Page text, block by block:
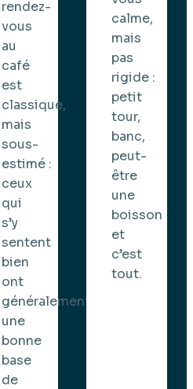
rendez-
vous
au
café
est
classique,
mais
sous-
estimé :
ceux
qui
s’y
sentent
bien
ont
généralement
une
bonne
base
de
calme,
mais
pas
rigide :
petit
tour,
banc,
peut-
être
une
boisson
et
c’est
tout.